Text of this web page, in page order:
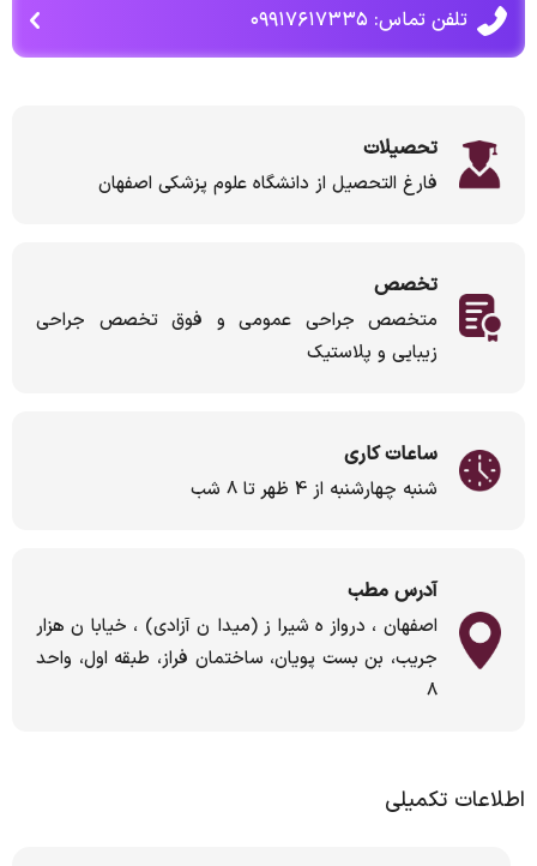
تلفن تماس: ۰۹۹۱۷۶۱۷۳۳۵
تحصیلات
فارغ التحصیل از دانشگاه علوم پزشکی اصفهان
تخصص
متخصص جراحی عمومی و فوق تخصص جراحی
زیبایی و پلاستیک
ساعات کاری
شنبه چهارشنبه از 4 ظهر تا 8 شب
آدرس مطب
اصفهان، دروازه شیراز (میدان آزادی)، خیابان هزار
جریب، بن بست پویان، ساختمان فراز، طبقه اول، واحد
۸
اطلاعات تکمیلی